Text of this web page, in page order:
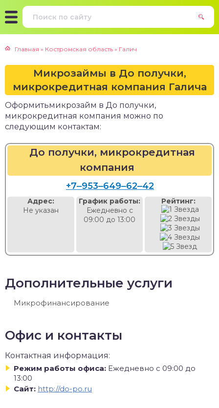
Главная » Костромская область » Галич
Микрозаймы в До получки,
микрокредитная компания Галича
Оформитьмикрозайм в До получки,
микрокредитная компания можно по
следующим контактам:
До получки, микрокредитная
компания
+7‒953‒649‒62‒42
Адрес:
Не указан
График работы:
Ежедневно с
09:00 до 13:00
Рейтинг:
Дополнительные услуги
Микрофинансирование
Офис и контакты
Контактная информация:
Режим работы офиса: Ежедневно с 09:00 до
13:00
Сайт: http://do-po.ru